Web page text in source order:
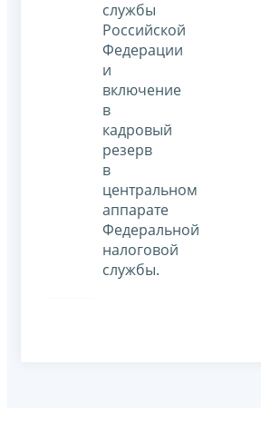
службы
Российской
Федерации
и
включение
в
кадровый
резерв
в
центральном
аппарате
Федеральной
налоговой
службы.